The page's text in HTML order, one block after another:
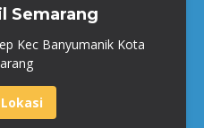
Semarang
Kec Banyumanik Kota